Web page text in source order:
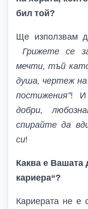
бил той?
Ще използвам
Грижете се
мечти, тъй
душа, чертеж
постижения”! И
добри,
спирайте да
си!
Каква е Вашата
кариера“?
Кариерата не е